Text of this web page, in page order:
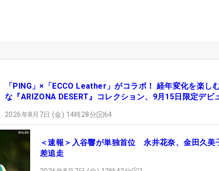
「PING」×「ECCO Leather」がコラボ！ 経年変化を楽し
な『ARIZONA DESERT』コレクション、9月15日限定デビ
2026年8月7日 (金) 14時28分 64
＜速報＞入谷響が単独首位 永井花奈、金田久美
差追走